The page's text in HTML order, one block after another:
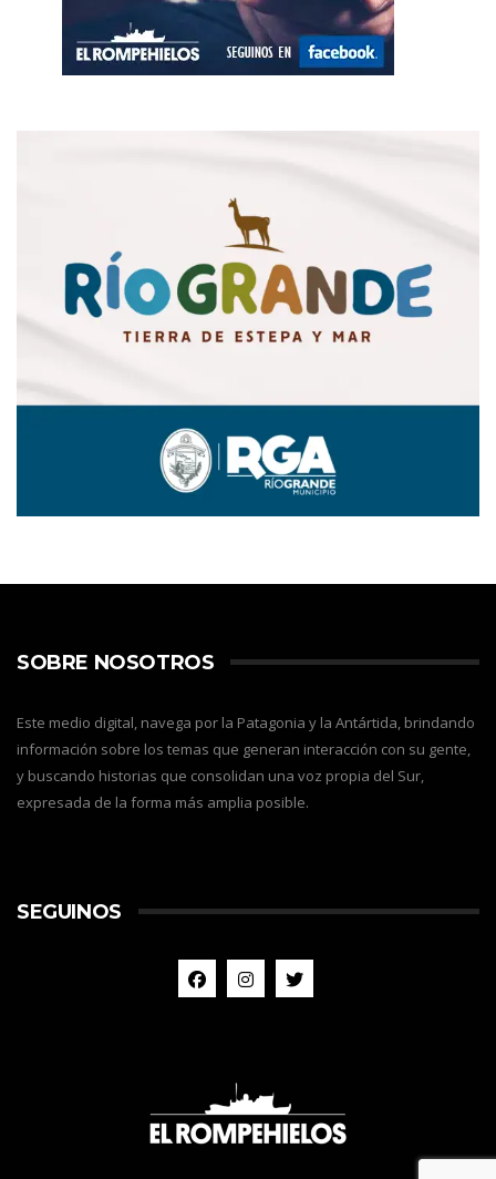
SOBRE NOSOTROS
Este medio digital, navega por la Patagonia y la Antártida, brindando
información sobre los temas que generan interacción con su gente,
y buscando historias que consolidan una voz propia del Sur,
expresada de la forma más amplia posible.
SEGUINOS